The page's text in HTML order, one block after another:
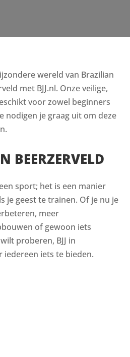
wereld van Brazilian
met BJJ.nl. Onze veilige,
voor zowel beginners
nodigen je graag uit om deze
BEERZERVELD
sport; het is een manier
je geest te trainen. Of je nu je
meer
of gewoon iets
proberen, BJJ in
iedereen iets te bieden.